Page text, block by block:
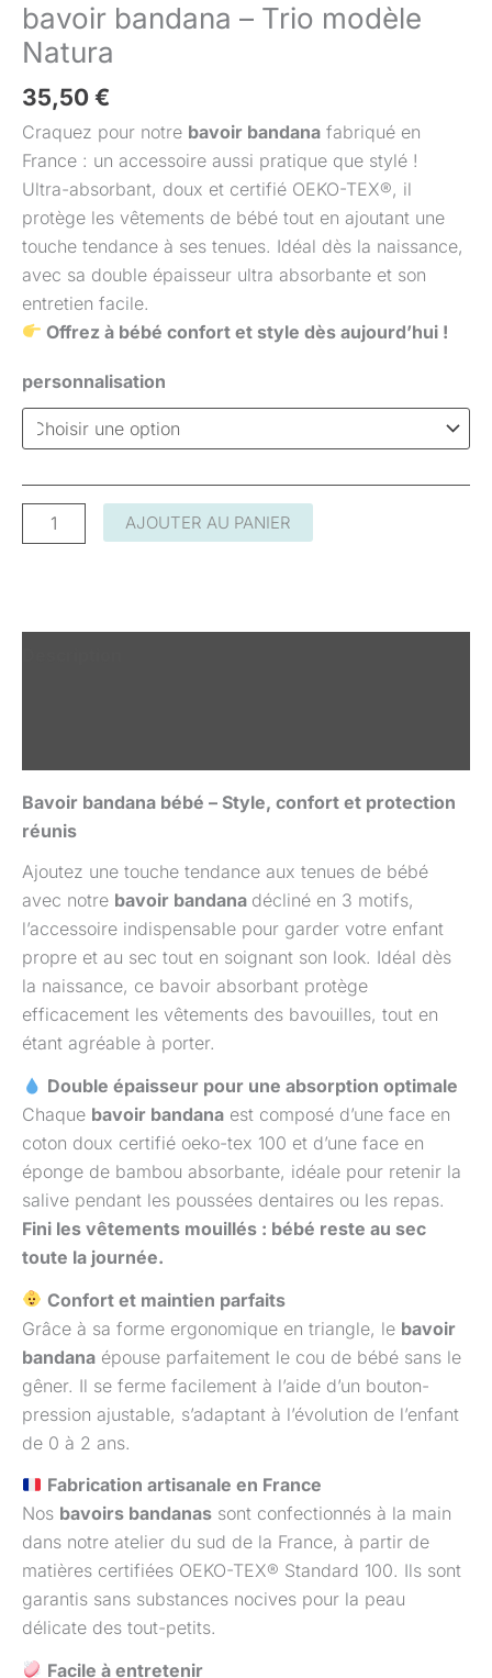
bavoir bandana – Trio modèle
Natura
35,50 €
Craquez pour notre bavoir bandana fabriqué en
France : un accessoire aussi pratique que stylé !
Ultra-absorbant, doux et certifié OEKO-TEX®, il
protège les vêtements de bébé tout en ajoutant une
touche tendance à ses tenues. Idéal dès la naissance,
avec sa double épaisseur ultra absorbante et son
entretien facile.
Offrez à bébé confort et style dès aujourd’hui !
personnalisation
AJOUTER AU PANIER
Bavoir bandana bébé – Style, confort et protection
réunis
Ajoutez une touche tendance aux tenues de bébé
avec notre bavoir bandana décliné en 3 motifs,
l’accessoire indispensable pour garder votre enfant
propre et au sec tout en soignant son look. Idéal dès
la naissance, ce bavoir absorbant protège
efficacement les vêtements des bavouilles, tout en
étant agréable à porter.
Double épaisseur pour une absorption optimale
Chaque bavoir bandana est composé d’une face en
coton doux certifié oeko-tex 100 et d’une face en
éponge de bambou absorbante, idéale pour retenir la
salive pendant les poussées dentaires ou les repas.
Fini les vêtements mouillés : bébé reste au sec
toute la journée.
Confort et maintien parfaits
Grâce à sa forme ergonomique en triangle, le bavoir
bandana épouse parfaitement le cou de bébé sans le
gêner. Il se ferme facilement à l’aide d’un bouton-
pression ajustable, s’adaptant à l’évolution de l’enfant
de 0 à 2 ans.
Fabrication artisanale en France
Nos bavoirs bandanas sont confectionnés à la main
dans notre atelier du sud de la France, à partir de
matières certifiées OEKO-TEX® Standard 100. Ils sont
garantis sans substances nocives pour la peau
délicate des tout-petits.
Facile à entretenir